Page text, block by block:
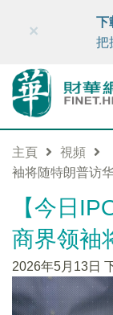
財華智庫網
×
下
把
主頁 視頻
袖将随特朗普访
【今日
商界领袖
2026年5月13日